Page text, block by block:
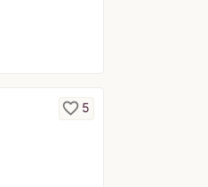
favorite_border 5